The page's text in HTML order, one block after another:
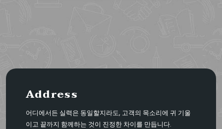
Address
어디에서든 실력은 동일할지라도, 고객의 목소리에 귀 기울
이고 끝까지 함께하는 것이 진정한 차이를 만듭니다.